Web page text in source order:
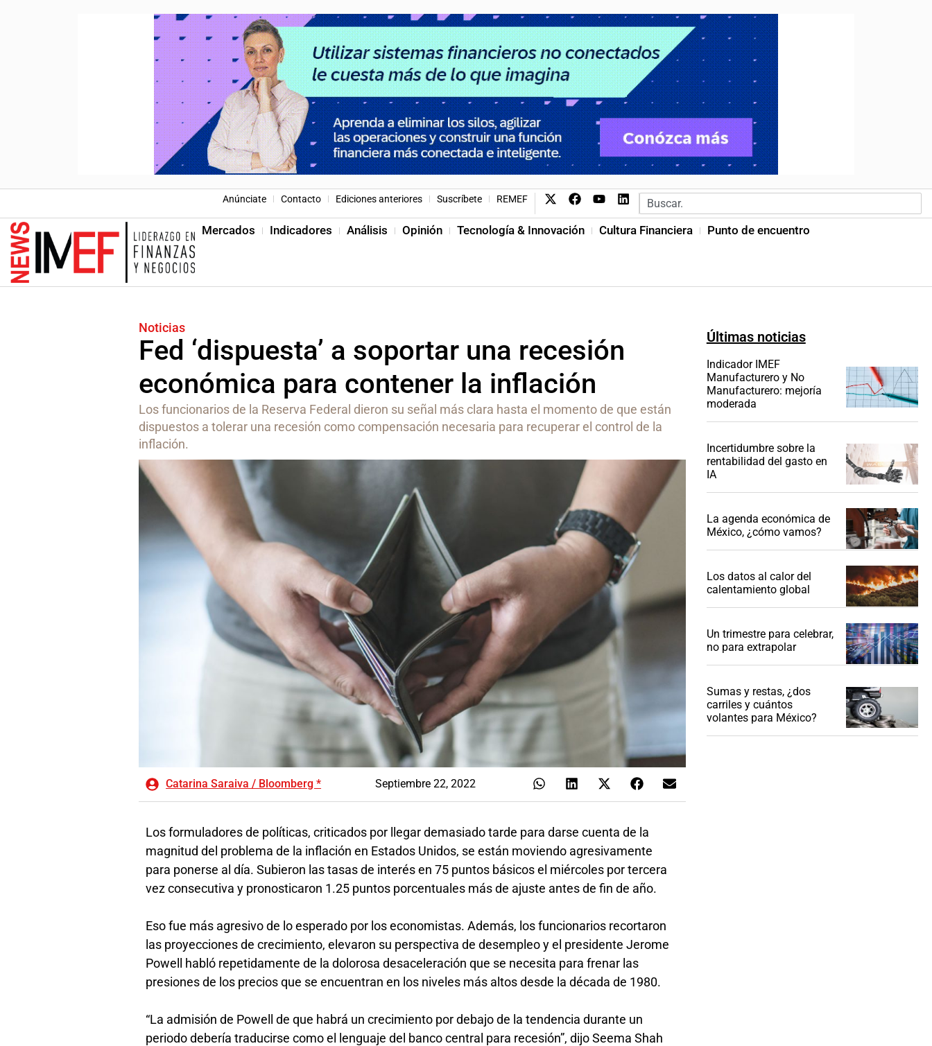
Anúnciate Contacto Ediciones anteriores Suscríbete REMEF
Mercados Indicadores Análisis Opinión Tecnología & Innovación Cultura Financiera Punto de encuentro
Noticias
Fed ‘dispuesta’ a soportar una recesión
económica para contener la inflación
Los funcionarios de la Reserva Federal dieron su señal más clara hasta el momento de que están
dispuestos a tolerar una recesión como compensación necesaria para recuperar el control de la
inflación.
Catarina Saraiva / Bloomberg * Septiembre 22, 2022
Los formuladores de políticas, criticados por llegar demasiado tarde para darse cuenta de la
magnitud del problema de la inflación en Estados Unidos, se están moviendo agresivamente
para ponerse al día. Subieron las tasas de interés en 75 puntos básicos el miércoles por tercera
vez consecutiva y pronosticaron 1.25 puntos porcentuales más de ajuste antes de fin de año.
Eso fue más agresivo de lo esperado por los economistas. Además, los funcionarios recortaron
las proyecciones de crecimiento, elevaron su perspectiva de desempleo y el presidente Jerome
Powell habló repetidamente de la dolorosa desaceleración que se necesita para frenar las
presiones de los precios que se encuentran en los niveles más altos desde la década de 1980.
“La admisión de Powell de que habrá un crecimiento por debajo de la tendencia durante un
periodo debería traducirse como el lenguaje del banco central para recesión”, dijo Seema Shah
Últimas noticias
Indicador IMEF
Manufacturero y No
Manufacturero: mejoría
moderada
Incertidumbre sobre la
rentabilidad del gasto en
IA
La agenda económica de
México, ¿cómo vamos?
Los datos al calor del
calentamiento global
Un trimestre para celebrar,
no para extrapolar
Sumas y restas, ¿dos
carriles y cuántos
volantes para México?